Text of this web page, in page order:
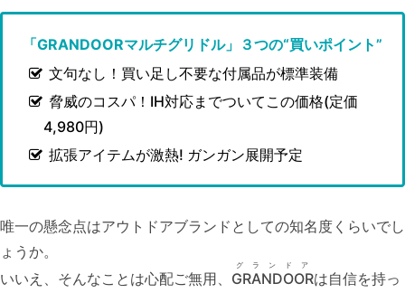
「GRANDOORマルチグリドル」３つの“買いポイント”
文句なし！買い足し不要な付属品が標準装備
脅威のコスパ！IH対応までついてこの価格(定価
4,980円)
拡張アイテムが激熱! ガンガン展開予定
唯一の懸念点はアウトドアブランドとしての知名度くらいでし
ょうか。
いいえ、そんなことは心配ご無用、 GRANDOOR
グランドア
は自信を持っ